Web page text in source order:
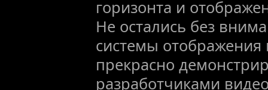
горизонта и
Не остались без
системы отображения
прекрасно
разработчиками